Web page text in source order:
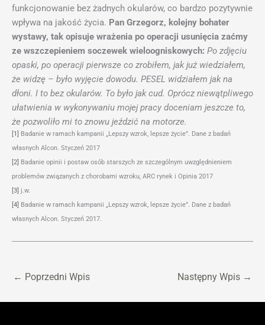
funkcjonowanie bez żadnych okularów, co bardzo pozytywnie
wpływa na jakość życia. Pan Grzegorz, kolejny bohater
wystawy, tak opisuje wrażenia po operacji usunięcia zaćmy
ze wszczepieniem soczewek wieloogniskowych: Po zdjęciu
opaski, po operacji pierwsze co zrobiłem, jak już wiedziałem,
że widzę – było wyjęcie dowodu. PESEL widziałem jak na
dłoni. I to bez okularów. To było jak cud. Oprócz niewątpliwego
ułatwienia w wykonywaniu mojej pracy doceniam jeszcze to,
że pozwoliło mi to znowu jeździć na motorze.
[1] Badanie w ramach kampanii „Lepszy wzrok, lepsze życie”. Dane z badań
własnych Alcon. Styczeń 2017
[2] Badanie opinii i postaw osób starszych ze szczególnym uwzględnieniem
problemów związanych z chorobami wzroku, ARC rynek i Opinia 2017
[3] j.w.
[4] Badanie w ramach kampanii „Lepszy wzrok, lepsze życie”. Dane z badań
własnych Alcon. Styczeń 2017.
← Poprzedni Wpis Następny Wpis →